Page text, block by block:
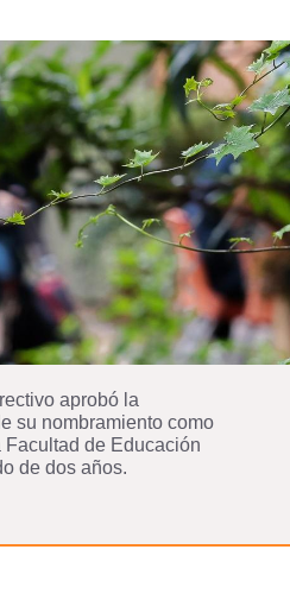
aprobó la
su nombramiento como
Facultad de Educación
de dos años.